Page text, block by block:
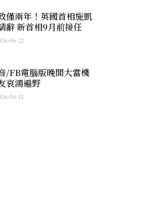
僅兩年！英國首相施凱
辭 新首相9月前接任
06-22
/FB電腦版晚間大當機
哀鴻遍野
06-12